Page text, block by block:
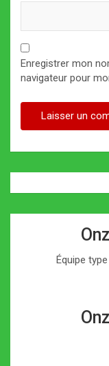
Enregistrer mon
navigateur pour
Équipe